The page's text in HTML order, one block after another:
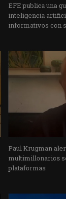
EFE publica una
inteligencia
informativos con
Paul Krugman
multimillonarios
plataformas